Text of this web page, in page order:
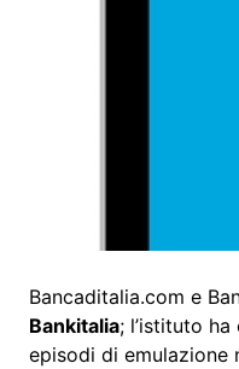
Bancaditalia.com e
Bankitalia; l’istituto
episodi di emulazione